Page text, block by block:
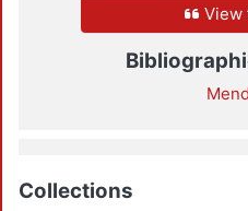
View
Collections